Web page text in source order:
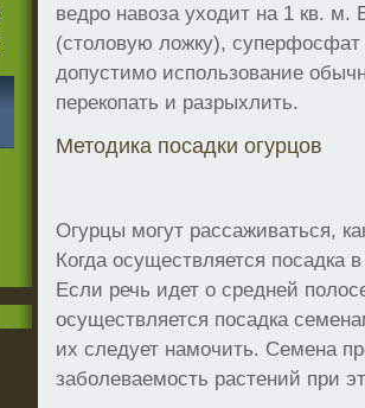
ведро навоза уходит на 1 кв. м.
(столовую ложку),
допустимо использование
перекопать и разрыхлить.
Методика посадки огурцов
Огурцы могут рассаживаться,
Когда осуществляется посадка
Если речь идет о средней
осуществляется посадка
их следует намочить. Семена
заболеваемость растений при